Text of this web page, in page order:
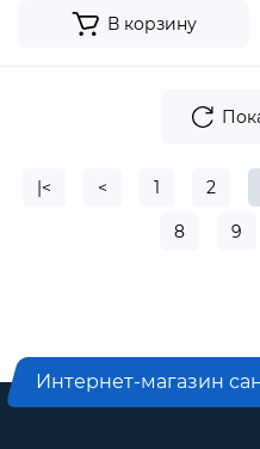
В корзину
|< < 1 2
8 9
Интернет-магазин